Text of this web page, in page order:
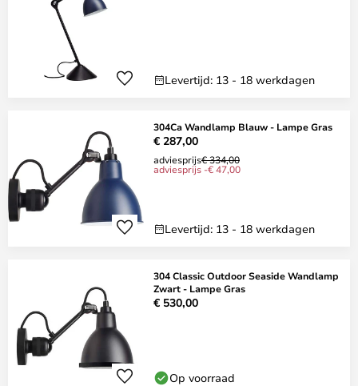
Levertijd: 13 - 18 werkdagen
304Ca Wandlamp Blauw - Lampe Gras
€ 287,00
adviesprijs€ 334,00
adviesprijs -€ 47,00
Levertijd: 13 - 18 werkdagen
304 Classic Outdoor Seaside Wandlamp
Zwart - Lampe Gras
€ 530,00
Op voorraad